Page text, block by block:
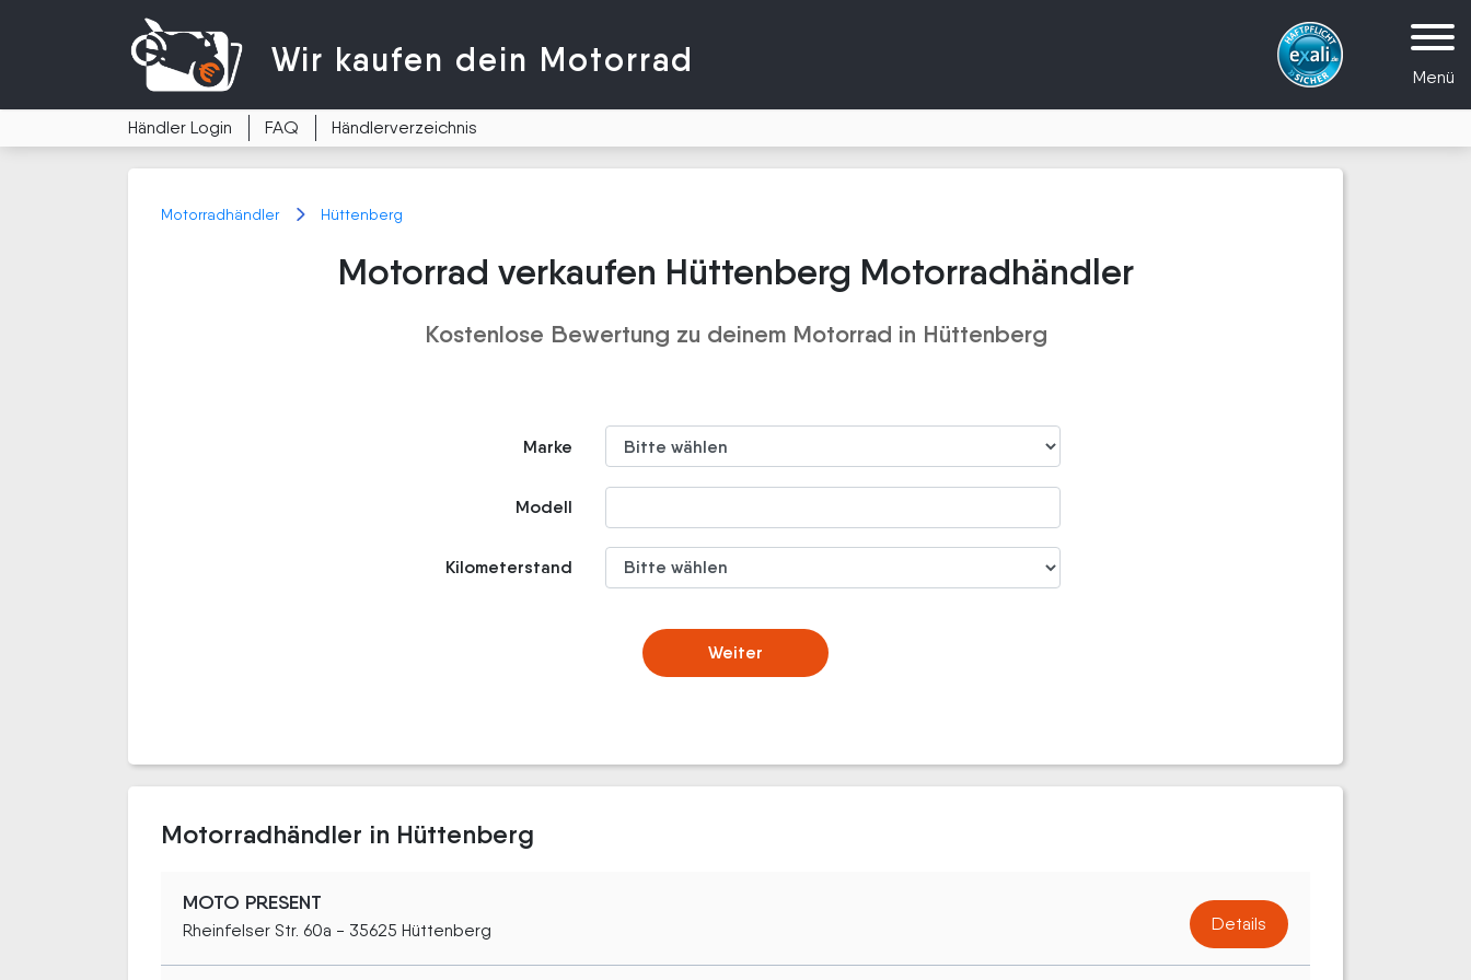
Menü
Wir kaufen dein Motorrad
Händler Login FAQ Händlerverzeichnis
Motorradhändler Hüttenberg
Motorrad verkaufen Hüttenberg Motorradhändler
Kostenlose Bewertung zu deinem Motorrad in Hüttenberg
Marke
Modell
Kilometerstand
Weiter
Motorradhändler in Hüttenberg
MOTO PRESENT
Rheinfelser Str. 60a - 35625 Hüttenberg Details